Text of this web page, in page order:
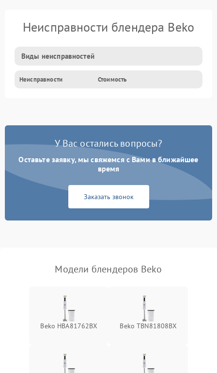
Неисправности блендера Beko
Виды неисправностей
Неисправности Стоимость
У Вас остались вопросы?
Оставьте заявку, мы свяжемся с Вами в ближайшее
время
Заказать звонок
Модели блендеров Beko
Beko HBA81762BX Beko TBN81808BX